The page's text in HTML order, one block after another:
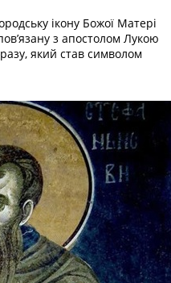
ікону Божої Матері
з апостолом Лукою
який став символом